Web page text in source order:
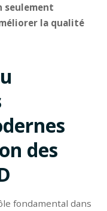
seulement
la qualité
des
fondamental dans